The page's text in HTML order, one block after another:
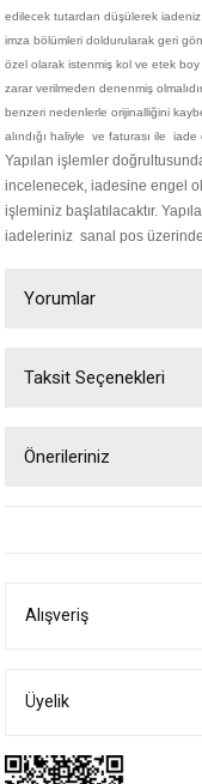
edilecek tutardan düşülerek
imza bölümleri doldurularak geri
özel olarak istenmiş kol ve etek boy
zarar verilmeden denenmiş
benzeri nedenlerle orijinalliğini
alındığı haliyle ve faturası ile iade
Yapılan işlemler
incelenecek, iadesine engel
işleminiz başlatılacaktır.
iadeleriniz sanal pos
Yorumlar
Taksit Seçenekleri
Önerileriniz
Ürün bilgilerinde hatalar
Bu ürüne benzer farklı
Alışveriş
Üyelik